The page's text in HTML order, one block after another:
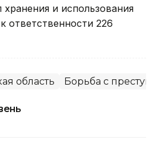
и использования
ответственности 226
область Борьба с